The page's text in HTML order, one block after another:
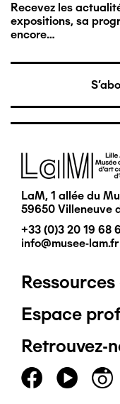
Recevez les
expositions, sa
encore…
Image
LaM, 1 allée du
59650 Villeneuve
+33 (0)3 20 19 68
info@musee-lam.fr
Pied
de
page
principal
Espace
Retrouvez-